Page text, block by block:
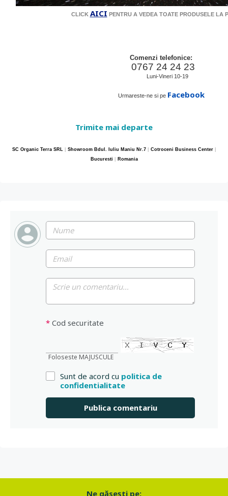
CLICK AICI PENTRU A VEDEA TOATE PRODUSELE LA
Comenzi telefonice:
0767 24 24 23
Luni-Vineri 10-19
Urmareste-ne si pe Facebook
Trimite mai departe
SC Organic Terra SRL| Showroom Bdul. Iuliu Maniu Nr.7| Cotroceni Business Center|
Bucuresti
Romania
* Cod securitate
Foloseste MAJUSCULE
Sunt de acord cu politica de
confidentialitate
Ne găseşti pe: